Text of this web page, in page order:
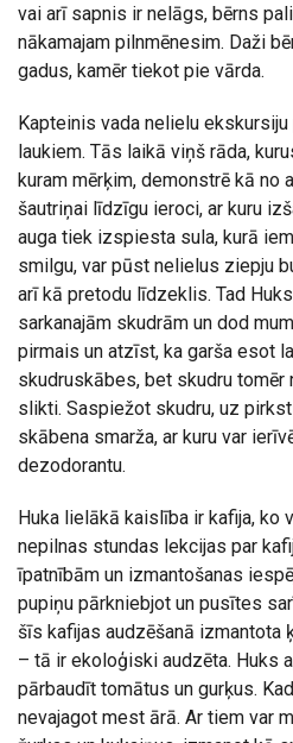
vai arī sapnis ir nelāgs, bērns
nākamajam pilnmēnesim. Daži
gadus, kamēr tiekot pie vārda.
Kapteinis vada nelielu
laukiem. Tās laikā viņš rāda,
kuram mērķim, demonstrē kā no
šautriņai līdzīgu ieroci, ar kuru
auga tiek izspiesta sula, kurā
smilgu, var pūst nelielus ziepju
arī kā pretodu līdzeklis. Tad
sarkanajām skudrām un dod
pirmais un atzīst, ka garša esot
skudruskābes, bet skudru tomēr
slikti. Saspiežot skudru, uz
skābena smarža, ar kuru var
dezodorantu.
Huka lielākā kaislība ir kafija, ko
nepilnas stundas lekcijas par
īpatnībām un izmantošanas
pupiņu pārkniebjot un pusītes
šīs kafijas audzēšanā izmantota
– tā ir ekoloģiski audzēta. Huks
pārbaudīt tomātus un gurķus.
nevajagot mest ārā. Ar tiem var